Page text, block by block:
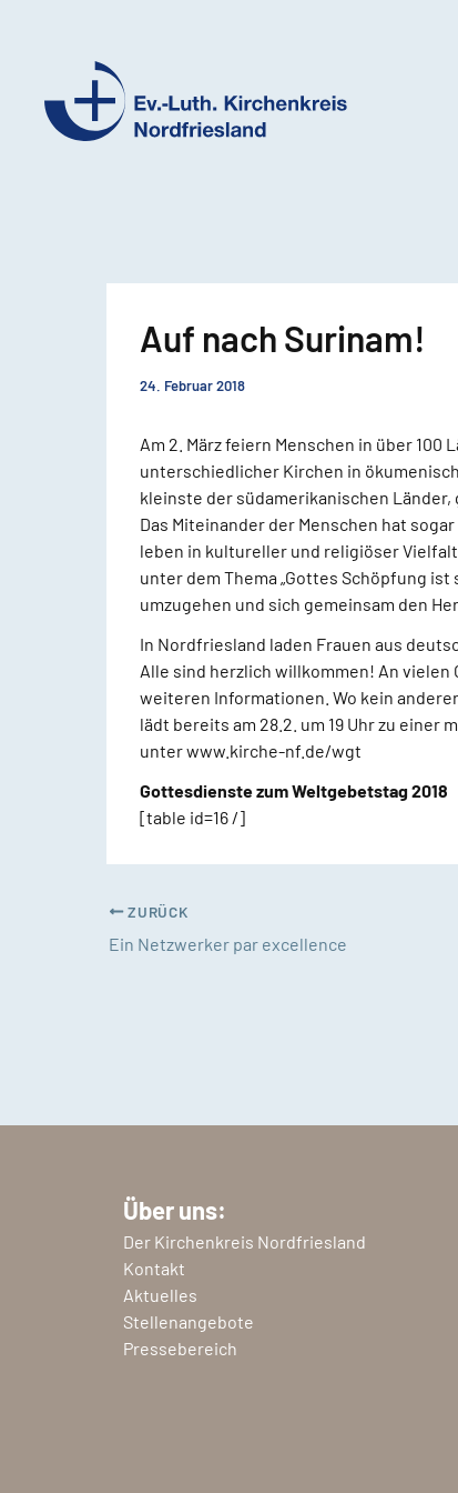
Ev.-
Auf nach Surinam!
24. Februar 2018
Am 2. März feiern Menschen in über
unterschiedlicher Kirchen in
kleinste der südamerikanischen
Das Miteinander der Menschen hat
leben in kultureller und religiöser
unter dem Thema „Gottes Schöpfung
umzugehen und sich gemeinsam den
In Nordfriesland laden Frauen aus
Alle sind herzlich willkommen! An vielen
weiteren Informationen. Wo kein
lädt bereits am 28.2. um 19 Uhr zu
unter www.kirche-nf.de/wgt
Gottesdienste zum Weltgebetstag 2018
[table id=16 /]
ZURÜCK
Ein Netzwerker par excellence
Über uns:
Der Kirchenkreis Nordfriesland
Kontakt
Aktuelles
Stellenangebote
Pressebereich